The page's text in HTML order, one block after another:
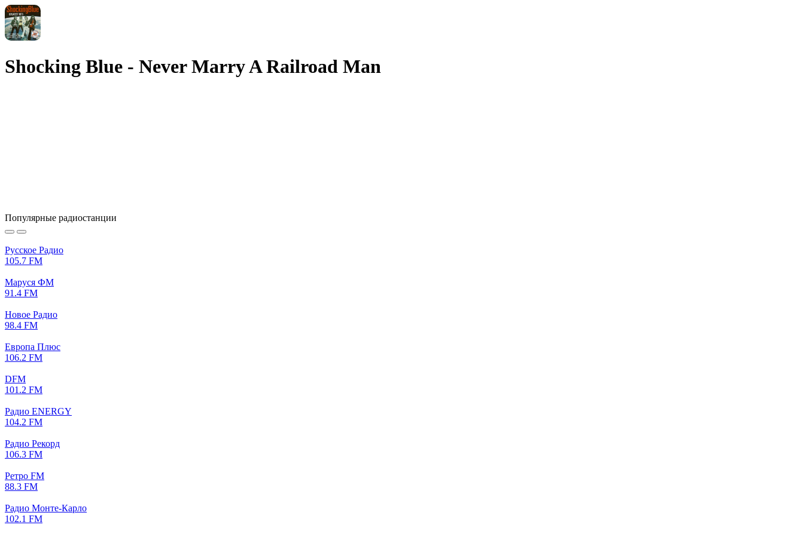
Shocking Blue - Never Marry A Railroad Man
Популярные радиостанции
Русское Радио
105.7 FM
Маруся ФМ
91.4 FM
Новое Радио
98.4 FM
Европа Плюс
106.2 FM
DFM
101.2 FM
Радио ENERGY
104.2 FM
Радио Рекорд
106.3 FM
Ретро FM
88.3 FM
Радио Монте-Карло
102.1 FM